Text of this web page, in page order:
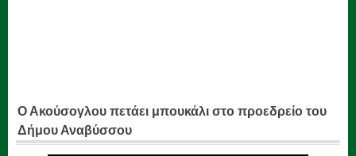
Ο Ακούσογλου πετάει μπουκάλι στο προεδρείο του
Δήμου Αναβύσσου